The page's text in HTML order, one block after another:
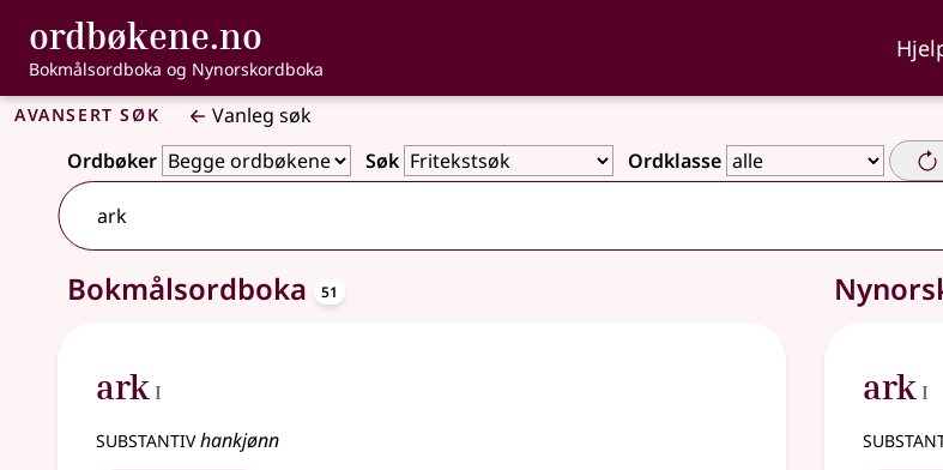
Gå til hovudinnhald
Tilgjenge
ordbøkene.no , Bokmålsordboka og Nynorskordboka
Bokmålsordboka og Nynorskordboka
Avansert søk
Vanleg søk
Ordbøker
Søk Ordklasse
Bokmålsordboka 51 oppslagsord
ark I
substantivhankjønn
ark I